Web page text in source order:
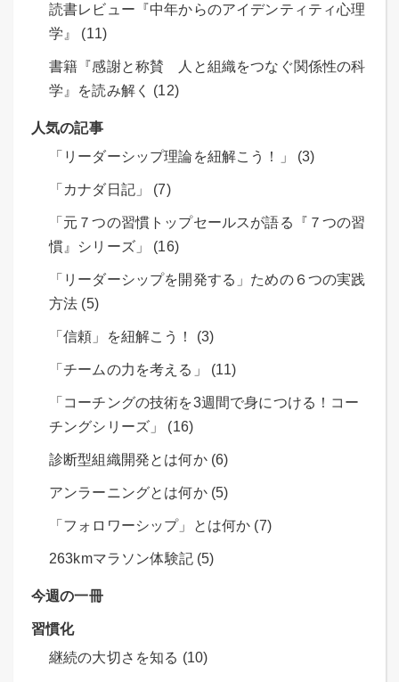
読書レビュー『中年からのアイデンティティ心理
学』 (11)
書籍『感謝と称賛 人と組織をつなぐ関係性の科
学』を読み解く (12)
人気の記事
「リーダーシップ理論を紐解こう！」 (3)
「カナダ日記」 (7)
「元７つの習慣トップセールスが語る『７つの習
慣』シリーズ」 (16)
「リーダーシップを開発する」ための６つの実践
方法 (5)
「信頼」を紐解こう！ (3)
「チームの力を考える」 (11)
「コーチングの技術を3週間で身につける！コー
チングシリーズ」 (16)
診断型組織開発とは何か (6)
アンラーニングとは何か (5)
「フォロワーシップ」とは何か (7)
263kmマラソン体験記 (5)
今週の一冊
習慣化
継続の大切さを知る (10)